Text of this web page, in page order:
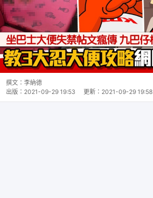
撰文： 李納德
出版： 2021-09-29 19:53 更新： 2021-09-29 19:58